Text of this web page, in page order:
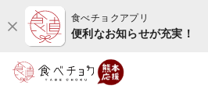
食べチョクアプリ
便利なお知らせが充実！